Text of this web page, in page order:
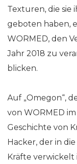
Texturen, die sie
geboten haben,
WORMED, den
Jahr 2018 zu
blicken.
Auf „Omegon“,
von WORMED
Geschichte von
Hacker, der in
Kräfte verwickelt